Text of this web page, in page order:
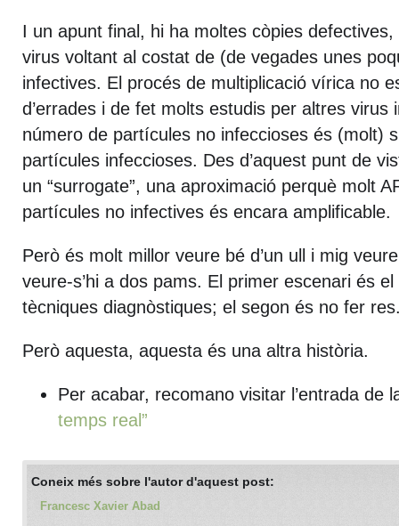
I un apunt final, hi ha moltes còpies
virus voltant al costat de (de vegades unes
infectives. El procés de multiplicació vírica no
d’errades i de fet molts estudis per altres virus
número de partícules no infeccioses és (molt)
partícules infeccioses. Des d’aquest punt de
un “surrogate”, una aproximació perquè molt
partícules no infectives és encara amplificable.
Però és molt millor veure bé d’un ull i mig
veure-s’hi a dos pams. El primer escenari és
tècniques diagnòstiques; el segon és no fer
Però aquesta, aquesta és una altra història.
Per acabar, recomano visitar l’entrada de
temps real”
Coneix més sobre l'autor d'aquest post:
Francesc Xavier Abad